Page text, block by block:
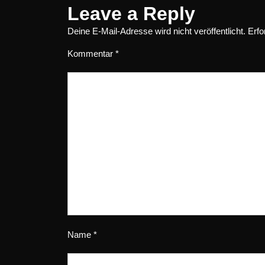
Leave a Reply
Deine E-Mail-Adresse wird nicht veröffentlicht.
Kommentar *
Name *